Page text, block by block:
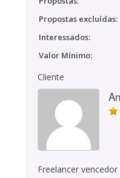
Propostas excluídas:
Interessados:
Valor Mínimo:
Cliente
Freelancer vencedor